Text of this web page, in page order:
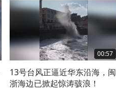
00:57
13号台风正逼近华东沿海，闽
浙海边已掀起惊涛骇浪！